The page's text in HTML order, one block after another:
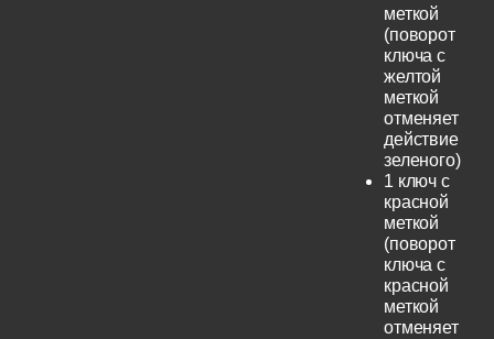
меткой
(поворот
ключа с
желтой
меткой
отменяет
действие
зеленого)
1 ключ с
красной
меткой
(поворот
ключа с
красной
меткой
отменяет